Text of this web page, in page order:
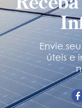
Envie
úteis e